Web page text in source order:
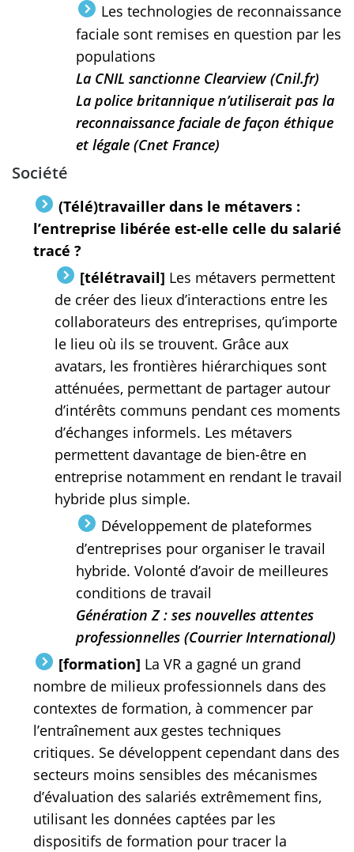
Les technologies de reconnaissance
faciale sont remises en question par les
populations
La CNIL sanctionne Clearview (Cnil.fr)
La police britannique n’utiliserait pas la
reconnaissance faciale de façon éthique
et légale (Cnet France)
Société
(Télé)travailler dans le métavers :
l’entreprise libérée est-elle celle du salarié
tracé ?
[télétravail] Les métavers permettent
de créer des lieux d’interactions entre les
collaborateurs des entreprises, qu’importe
le lieu où ils se trouvent. Grâce aux
avatars, les frontières hiérarchiques sont
atténuées, permettant de partager autour
d’intérêts communs pendant ces moments
d’échanges informels. Les métavers
permettent davantage de bien-être en
entreprise notamment en rendant le travail
hybride plus simple.
Développement de plateformes
d’entreprises pour organiser le travail
hybride. Volonté d’avoir de meilleures
conditions de travail
Génération Z : ses nouvelles attentes
professionnelles (Courrier International)
[formation] La VR a gagné un grand
nombre de milieux professionnels dans des
contextes de formation, à commencer par
l’entraînement aux gestes techniques
critiques. Se développent cependant dans des
secteurs moins sensibles des mécanismes
d’évaluation des salariés extrêmement fins,
utilisant les données captées par les
dispositifs de formation pour tracer la